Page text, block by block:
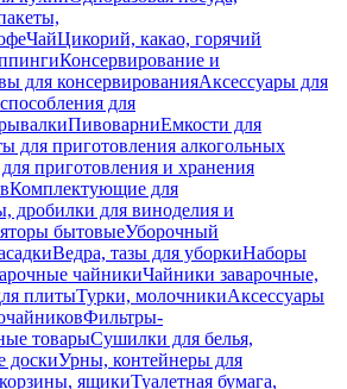
ЧайЦикорий, какао, горячий
Консервирование и
для консервированияАксессуары для
для
ПивоварниЕмкости для
для приготовления алкогольных
приготовления и хранения
Комплектующие для
дробилки для виноделия и
бытовыеУборочный
Ведра, тазы для уборкиНаборы
чайникиЧайники заварочные,
плитыТурки, молочникиАксессуары
Фильтры-
товарыСушилки для белья,
доскиУрны, контейнеры для
ящикиТуалетная бумага,